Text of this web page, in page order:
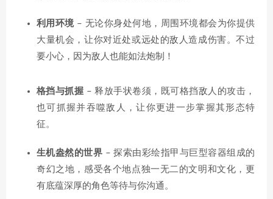
利用环境– 无论你身处何地，周围环境都会为你提供
大量机会，让你对近处或远处的敌人造成伤害。不过
要小心，因为敌人也能如法炮制！
格挡与抓握 – 释放手状卷须，既可格挡敌人的攻击，
也可抓握并吞噬敌人，让你更进一步掌握其形态特
征。
生机盎然的世界 – 探索由彩绘指甲与巨型容器组成的
奇幻之地，感受各个地点独一无二的文明和文化，更
有底蕴深厚的角色等待与你沟通。